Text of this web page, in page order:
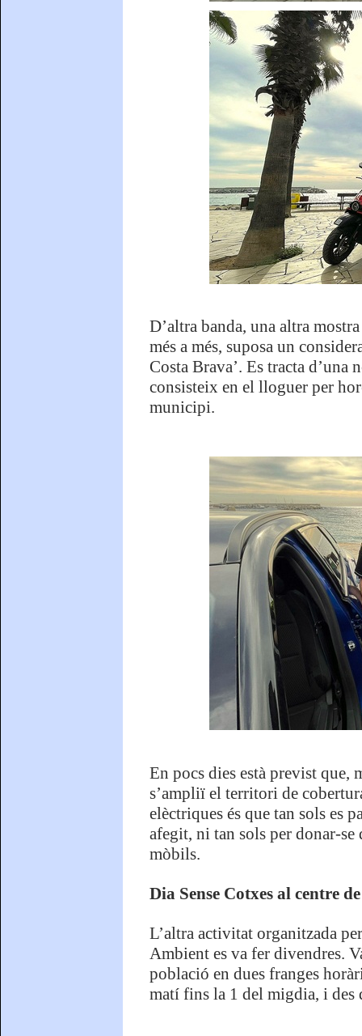
D’altra banda, una altra
més a més, suposa un
Costa Brava’. Es tracta d’una
consisteix en el lloguer per
municipi.
En pocs dies està previst
s’ampliï el territori de
elèctriques és que tan sols es
afegit, ni tan sols per donar-
mòbils.
Dia Sense Cotxes al centre
L’altra activitat organitzada
Ambient es va fer divendres.
població en dues franges
matí fins la 1 del migdia, i des